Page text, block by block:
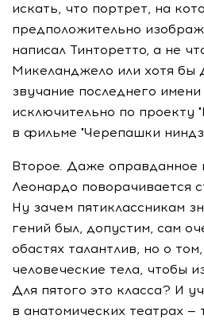
искать, что портрет, на
предположительно
написал Тинторетто, а не
Микеланджело или хотя бы
звучание последнего
исключительно по проекту
в фильме "Черепашки
Второе. Даже оправданное
Леонардо поворачивается
Ну зачем пятиклассникам
гений был, допустим, сам
обастях талантлив, но о
человеческие тела, чтобы
Для пятого это класса? И
в анатомических театрах —